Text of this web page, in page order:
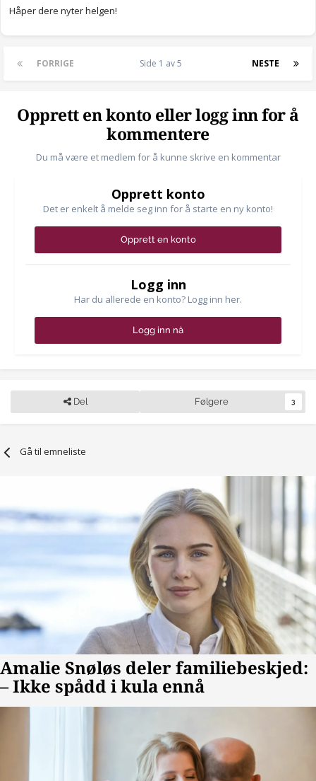
Håper dere nyter helgen!
FORRIGE NESTE
Side 1 av 5
Opprett en konto eller logg inn for å
kommentere
Du må være et medlem for å kunne skrive en kommentar
Opprett konto
Det er enkelt å melde seg inn for å starte en ny konto!
Opprett en konto
Logg inn
Har du allerede en konto? Logg inn her.
Logg inn nå
Del Følgere 3
Gå til emneliste